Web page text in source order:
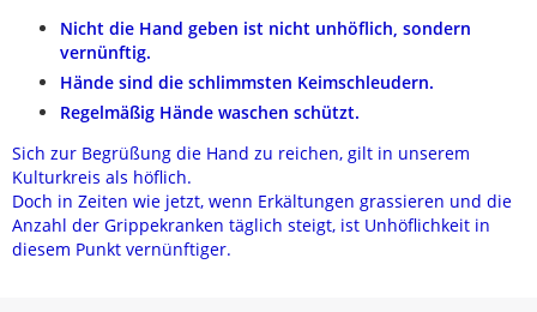
Nicht die Hand geben ist nicht unhöflich, sondern
vernünftig.
Hände sind die schlimmsten Keimschleudern.
Regelmäßig Hände waschen schützt.
Sich zur Begrüßung die Hand zu reichen, gilt in unserem
Kulturkreis als höflich.
Doch in Zeiten wie jetzt, wenn Erkältungen grassieren und die
Anzahl der Grippekranken täglich steigt, ist Unhöflichkeit in
diesem Punkt vernünftiger.